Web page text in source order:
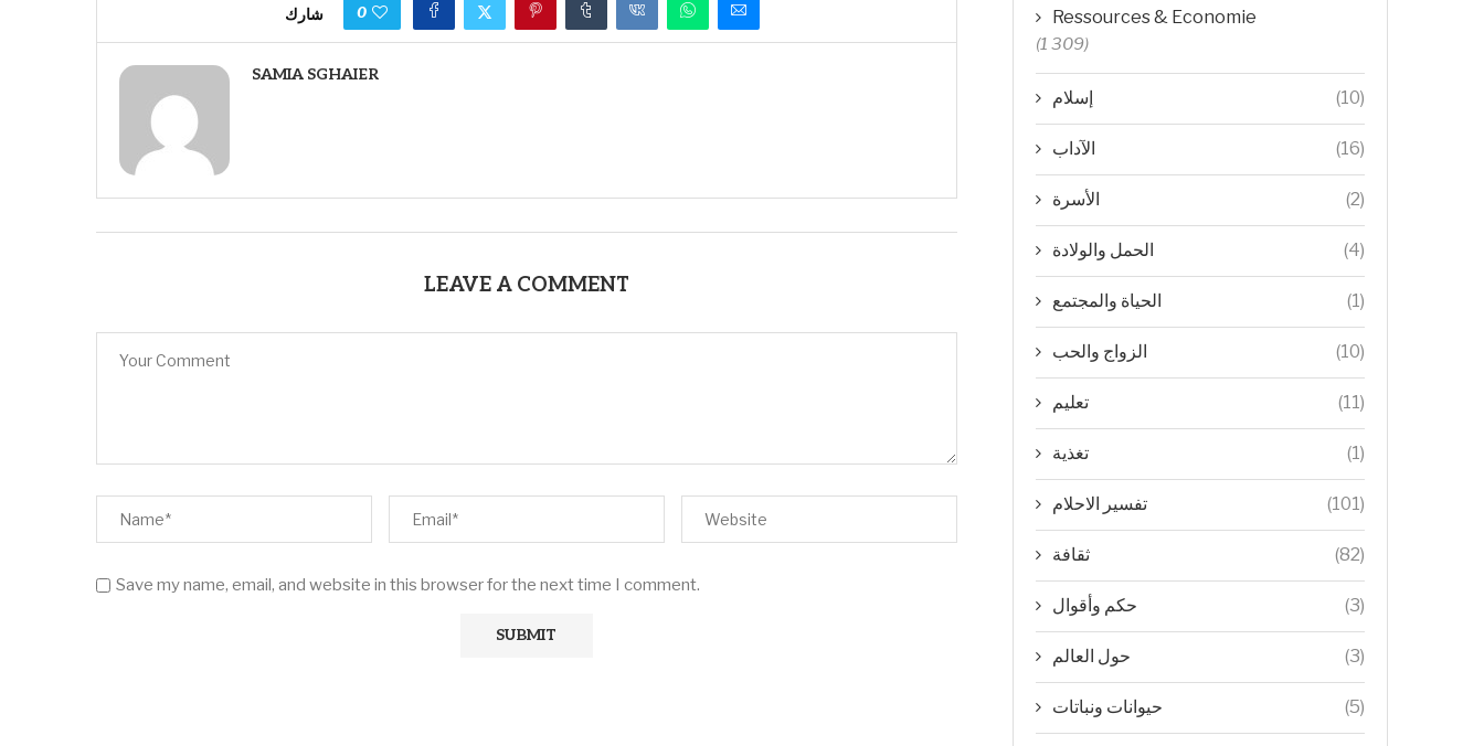
شارك 0
SAMIA SGHAIER
LEAVE A COMMENT
Save my name, email, and website in this browser for the next time I comment.
Ressources & Economie
(1 309)
إسلام (10)
الآداب (16)
الأسرة (2)
الحمل والولادة (4)
الحياة والمجتمع (1)
الزواج والحب (10)
تعليم (11)
تغذية (1)
تفسير الاحلام (101)
ثقافة (82)
حكم وأقوال (3)
حول العالم (3)
حيوانات ونباتات (5)